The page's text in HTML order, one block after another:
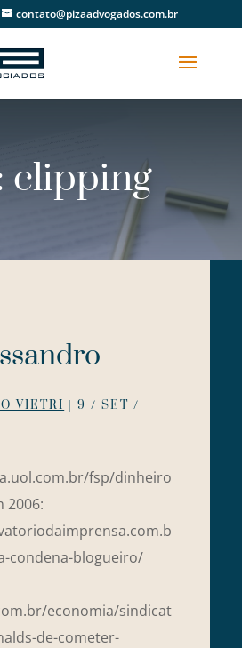
contato@pizaadvogados.com.br
clipping
VIETRI |9 / SET /
fsp/dinheiro
2006:
condena-blogueiro/
economia/sindicat
de-cometer-